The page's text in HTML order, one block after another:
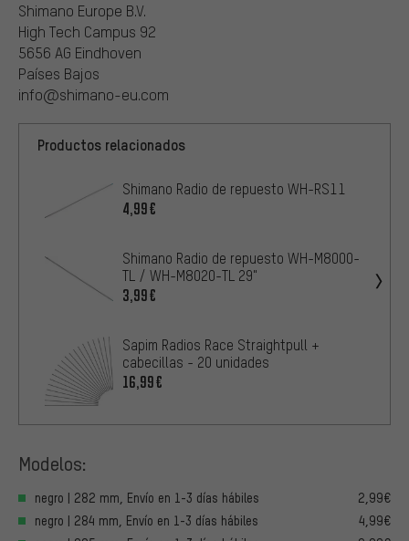
Shimano Europe B.V.
High Tech Campus 92
5656 AG Eindhoven
Países Bajos
info@shimano-eu.com
Productos relacionados
Shimano Radio de repuesto WH-RS11
4,99€
Shimano Radio de repuesto WH-M8000-
TL / WH-M8020-TL 29"
3,99€
Sapim Radios Race Straightpull +
cabecillas - 20 unidades
16,99€
Modelos:
negro | 282 mm, Envío en 1-3 días hábiles
2,99€
negro | 284 mm, Envío en 1-3 días hábiles
4,99€